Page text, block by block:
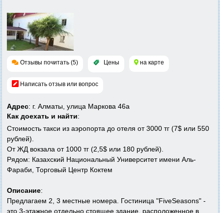
Отзывы почитать (5) Цены на карте
Написать отзыв или вопрос
Адрес: г. Алматы, улица Маркова 46а
Как доехать и найти:
Стоимость такси из аэропорта до отеля от 3000 тг (7$ или 550
рублей).
От ЖД вокзала от 1000 тг (2,5$ или 180 рублей).
Рядом: Казахский Национальный Университет имени Аль-
Фараби, Торговый Центр Коктем
Описание:
Предлагаем 2, 3 местные номера. Гостиница "FiveSeasons" -
это 3-этажное отдельно стоящее здание, расположенное в